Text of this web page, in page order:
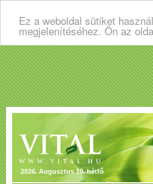
Ez a weboldal sütiket
megjelenítéséhez. Ön az
2026. Augusztus 10. hétfő